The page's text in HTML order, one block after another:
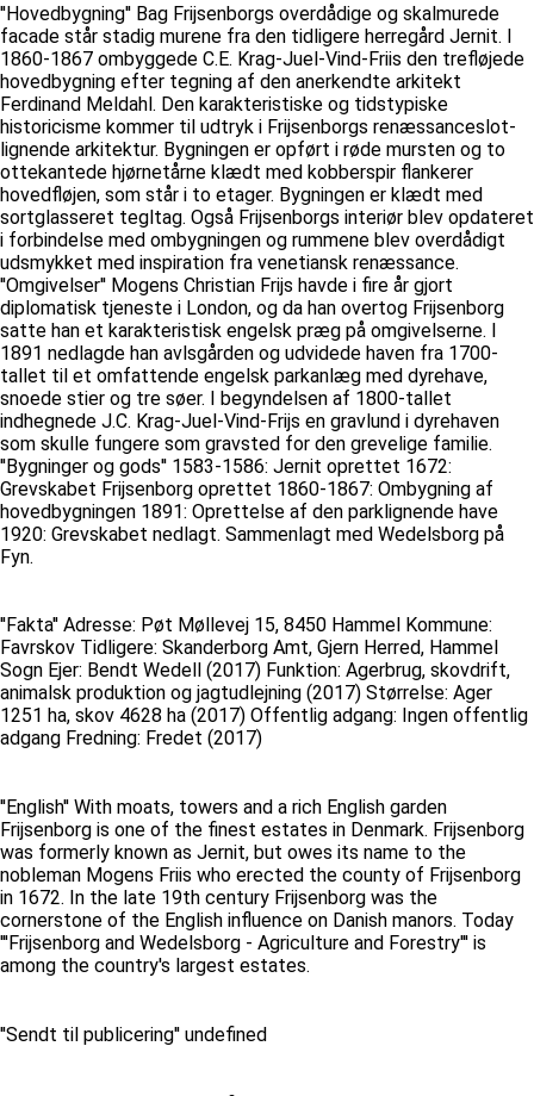
''Hovedbygning'' Bag Frijsenborgs overdådige og skalmurede
facade står stadig murene fra den tidligere herregård Jernit. I
1860-1867 ombyggede C.E. Krag-Juel-Vind-Friis den trefløjede
hovedbygning efter tegning af den anerkendte arkitekt
Ferdinand Meldahl. Den karakteristiske og tidstypiske
historicisme kommer til udtryk i Frijsenborgs renæssanceslot-
lignende arkitektur. Bygningen er opført i røde mursten og to
ottekantede hjørnetårne klædt med kobberspir flankerer
hovedfløjen, som står i to etager. Bygningen er klædt med
sortglasseret tegltag. Også Frijsenborgs interiør blev opdateret
i forbindelse med ombygningen og rummene blev overdådigt
udsmykket med inspiration fra venetiansk renæssance.
''Omgivelser'' Mogens Christian Frijs havde i fire år gjort
diplomatisk tjeneste i London, og da han overtog Frijsenborg
satte han et karakteristisk engelsk præg på omgivelserne. I
1891 nedlagde han avlsgården og udvidede haven fra 1700-
tallet til et omfattende engelsk parkanlæg med dyrehave,
snoede stier og tre søer. I begyndelsen af 1800-tallet
indhegnede J.C. Krag-Juel-Vind-Frijs en gravlund i dyrehaven
som skulle fungere som gravsted for den grevelige familie.
''Bygninger og gods'' 1583-1586: Jernit oprettet 1672:
Grevskabet Frijsenborg oprettet 1860-1867: Ombygning af
hovedbygningen 1891: Oprettelse af den parklignende have
1920: Grevskabet nedlagt. Sammenlagt med Wedelsborg på
Fyn.
''Fakta'' Adresse: Pøt Møllevej 15, 8450 Hammel Kommune:
Favrskov Tidligere: Skanderborg Amt, Gjern Herred, Hammel
Sogn Ejer: Bendt Wedell (2017) Funktion: Agerbrug, skovdrift,
animalsk produktion og jagtudlejning (2017) Størrelse: Ager
1251 ha, skov 4628 ha (2017) Offentlig adgang: Ingen offentlig
adgang Fredning: Fredet (2017)
''English'' With moats, towers and a rich English garden
Frijsenborg is one of the finest estates in Denmark. Frijsenborg
was formerly known as Jernit, but owes its name to the
nobleman Mogens Friis who erected the county of Frijsenborg
in 1672. In the late 19th century Frijsenborg was the
cornerstone of the English influence on Danish manors. Today
'''Frijsenborg and Wedelsborg - Agriculture and Forestry''' is
among the country's largest estates.
''Sendt til publicering'' undefined